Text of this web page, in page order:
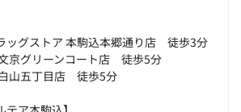
ッグストア 本駒込本郷通り店 徒歩3分
京グリーンコート店 徒歩5分
山五丁目店 徒歩5分